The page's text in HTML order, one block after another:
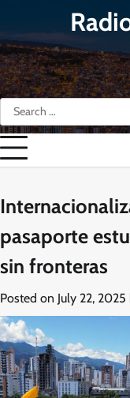
content
Search
for:
pasaporte
sin fronteras
Posted on July 22, 2025